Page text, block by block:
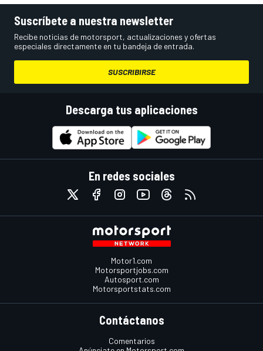
Suscríbete a nuestra newsletter
Recibe noticias de motorsport, actualizaciones y ofertas
especiales directamente en tu bandeja de entrada.
SUSCRIBIRSE
Descarga tus aplicaciones
En redes sociales
Motor1.com
Motorsportjobs.com
Autosport.com
Motorsportstats.com
Contáctanos
Comentarios